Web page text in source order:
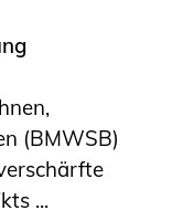
(BMWSB)
...